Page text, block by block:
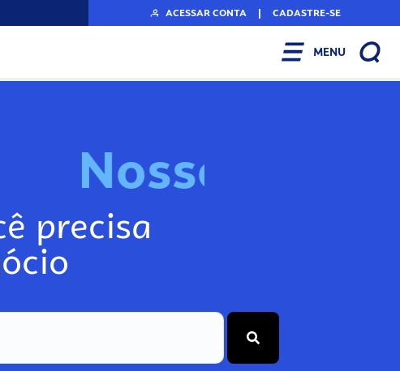
ACESSAR CONTA | CADASTRE-SE
MENU
Nosso
precisa